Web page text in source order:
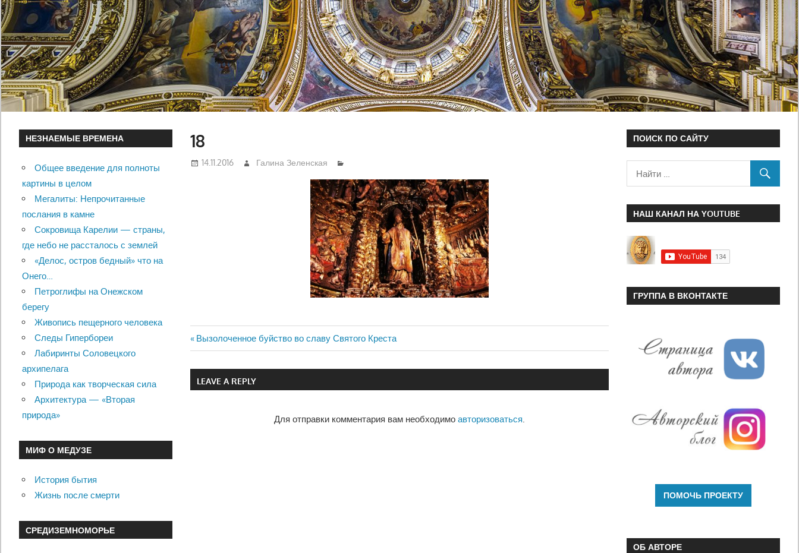
18
14.11.2016 Галина Зеленская
Навигация
по
Previous
Post:
Вызолоченное буйство во славу Святого Креста
LEAVE A REPLY
Для отправки комментария вам необходимо авторизоваться.
НЕЗНАЕМЫЕ ВРЕМЕНА
Общее введение для полноты
картины в целом
Мегалиты: Непрочитанные
послания в камне
Сокровища Карелии — страны,
где небо не рассталось с землей
«Делос, остров бедный» что на
Онего…
Петроглифы на Онежском
берегу
Живопись пещерного человека
Следы Гипербореи
Лабиринты Соловецкого
архипелага
Природа как творческая сила
Архитектура — «Вторая
природа»
МИФ О МЕДУЗЕ
История бытия
Жизнь после смерти
СРЕДИЗЕМНОМОРЬЕ
ПОИСК ПО САЙТУ
НАШ КАНАЛ НА YOUTUBE
ГРУППА В ВКОНТАКТЕ
ОБ АВТОРЕ